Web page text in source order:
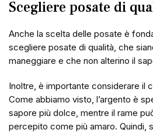
Scegliere posate di
Anche la scelta delle posate è
scegliere posate di qualità, che
maneggiare e che non alterino il
Inoltre, è importante considerare il
Come abbiamo visto, l’argento è
sapore più dolce, mentre il rame
percepito come più amaro. Quindi,